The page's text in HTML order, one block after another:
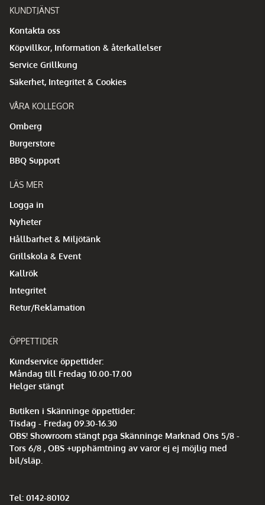
KUNDTJÄNST
Kontakta oss
Köpvillkor, Information & återkallelser
Service Grillkung
Säkerhet, Integritet & Cookies
VÅRA KOLLEGOR
Omberg
Burgerstore
BBQ Support
LÄS MER
Logga in
Nyheter
Hållbarhet & Miljötänk
Grillskola & Event
Kallrök
Integritet
Retur/Reklamation
ÖPPETTIDER
Kundservice öppettider:
Måndag till Fredag 10.00-17.00
Helger stängt
Butiken i Skänninge öppettider:
Tisdag - Fredag 09.30-16.30
OBS! Showroom stängt pga Skänninge Marknad Ons 5/8 -
Tors 6/8 , OBS +upphämtning av varor ej ej möjlig med
bil/släp.
Tel: 0142-80102